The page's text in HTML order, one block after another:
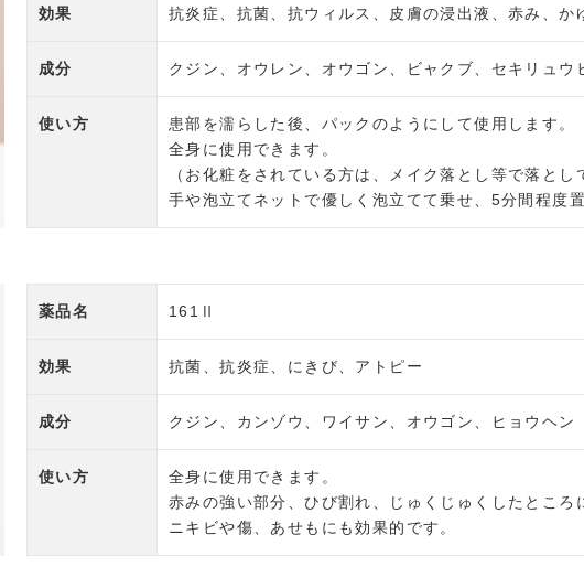
効果 抗炎症、抗菌、抗ウィルス、皮膚の浸出液、赤み、か
成分 クジン、オウレン、オウゴン、ビャクブ、セキリュウ
使い方
患部を濡らした後、パックのようにして使用します。
全身に使用できます。
（お化粧をされている方は、メイク落とし等で落とし
手や泡立てネットで優しく泡立てて乗せ、5分間程度
薬品名 161Ⅱ
効果 抗菌、抗炎症、にきび、アトピー
成分 クジン、カンゾウ、ワイサン、オウゴン、ヒョウヘン
使い方
全身に使用できます。
赤みの強い部分、ひび割れ、じゅくじゅくしたところ
ニキビや傷、あせもにも効果的です。